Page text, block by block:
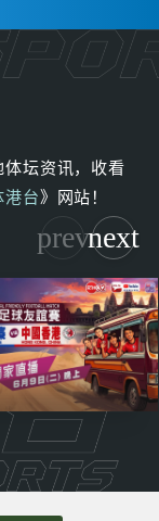
坛资讯，收看
港台》网站！